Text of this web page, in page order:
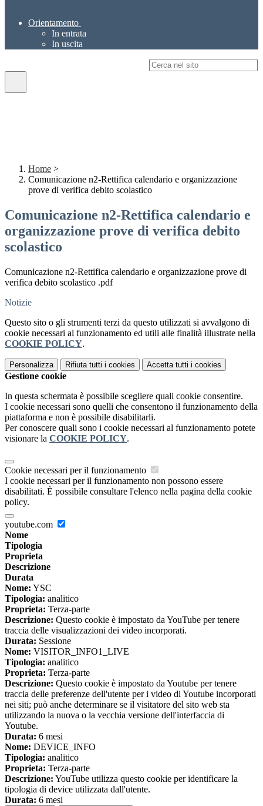
Orientamento
In entrata
In uscita
Home >
Comunicazione n2-Rettifica calendario e organizzazione
prove di verifica debito scolastico
Comunicazione n2-Rettifica calendario e
organizzazione prove di verifica debito
scolastico
Comunicazione n2-Rettifica calendario e organizzazione prove di
verifica debito scolastico .pdf
Notizie
Questo sito o gli strumenti terzi da questo utilizzati si avvalgono di
cookie necessari al funzionamento ed utili alle finalità illustrate nella
COOKIE POLICY.
Personalizza Rifiuta tutti i cookies Accetta tutti i cookies
Gestione cookie
In questa schermata è possibile scegliere quali cookie consentire.
I cookie necessari sono quelli che consentono il funzionamento della
piattaforma e non è possibile disabilitarli.
Per conoscere quali sono i cookie necessari al funzionamento potete
visionare la COOKIE POLICY.
Cookie necessari per il funzionamento
I cookie necessari per il funzionamento non possono essere
disabilitati. È possibile consultare l'elenco nella pagina della cookie
policy.
youtube.com
Nome
Tipologia
Proprieta
Descrizione
Durata
Nome: YSC
Tipologia: analitico
Proprieta: Terza-parte
Descrizione: Questo cookie è impostato da YouTube per tenere
traccia delle visualizzazioni dei video incorporati.
Durata: Sessione
Nome: VISITOR_INFO1_LIVE
Tipologia: analitico
Proprieta: Terza-parte
Descrizione: Questo cookie è impostato da Youtube per tenere
traccia delle preferenze dell'utente per i video di Youtube incorporati
nei siti; può anche determinare se il visitatore del sito web sta
utilizzando la nuova o la vecchia versione dell'interfaccia di
Youtube.
Durata: 6 mesi
Nome: DEVICE_INFO
Tipologia: analitico
Proprieta: Terza-parte
Descrizione: YouTube utilizza questo cookie per identificare la
tipologia di device utilizzata dall'utente.
Durata: 6 mesi